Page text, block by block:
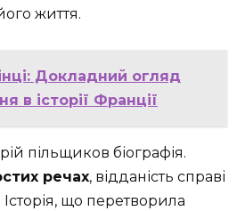
життя.
Докладний огляд
в історії Франції
пільщиков біографія.
речах, відданість справі
що перетворила